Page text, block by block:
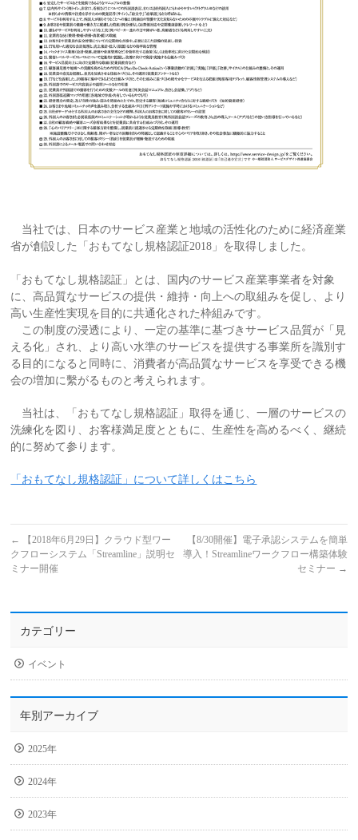
当社では、日本のサービス産業と地域の活性化のために経済産業
省が創設した「おもてなし規格認証2018」を取得しました。
「おもてなし規格認証」とは、国内のサービス産業事業者を対象
に、高品質なサービスの提供・維持・向上への取組みを促し、より
高い生産性実現を目的に共通化された枠組みです。
この制度の浸透により、一定の基準に基づきサービス品質が「見
える化」され、より高い水準のサービスを提供する事業所を識別す
る目的になると同時に、消費者が高品質なサービスを享受できる機
会の増加に繫がるものと考えられます。
当社は、「おもてなし規格認証」取得を通じ、一層のサービスの
洗練化を図り、お客様満足度とともに、生産性を高めるべく、継続
的に努めて参ります。
「おもてなし規格認証」について詳しくはこちら
←
【2018年6月29日】クラウド型ワー
クフローシステム「Streamline」説明セ
ミナー開催
【8/30開催】電子承認システムを簡単
導入！Streamlineワークフロー構築体験
セミナー →
カテゴリー
イベント
年別アーカイブ
2025年
2024年
2023年